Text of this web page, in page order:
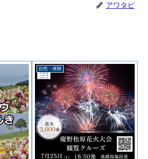
アワタビ
自然・体験